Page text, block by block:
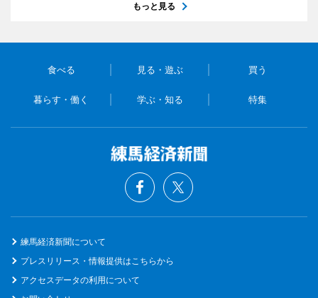
もっと見る
食べる 見る・遊ぶ 買う
暮らす・働く 学ぶ・知る 特集
練馬経済新聞について
プレスリリース・情報提供はこちらから
アクセスデータの利用について